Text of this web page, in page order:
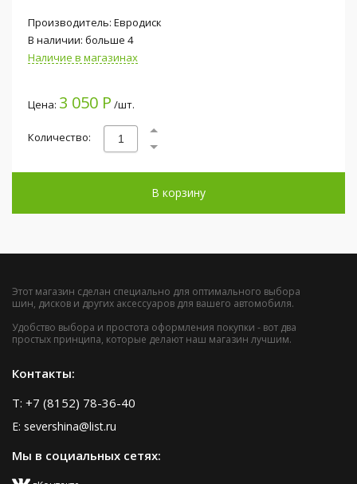
Производитель: Евродиск
В наличии: больше 4
Наличие в магазинах
Цена: 3 050 Р /шт.
Количество:
В корзину
Этот магазин сделан специально для оптимального выбора
шин, дисков и других аксессуаров для вашего автомобиля.
Удобство выбора и простота оформления покупки - вот два
простых принципа, которые делают наш магазин лучшим.
Контакты:
T: +7 (8152) 78-36-40
E: severshina@list.ru
Мы в социальных сетях: